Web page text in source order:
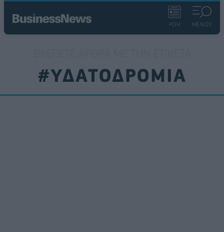
ΡΟΗ ΜΕΝΟΥ
#ΥΔΑΤΟΔΡΟΜΙΑ